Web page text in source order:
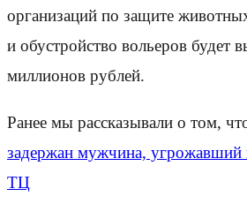
организаций по защите
и обустройство вольеров будет
миллионов рублей.
Ранее мы рассказывали о том,
задержан мужчина,
ТЦ